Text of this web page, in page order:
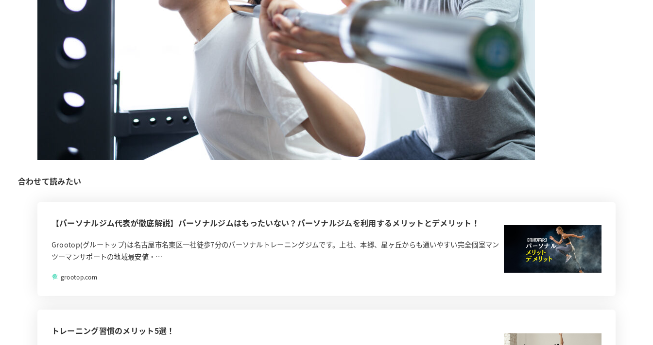
合わせて読みたい
【パーソナルジム代表が徹底解説】パーソナルジムはもったいない？パーソナルジムを利用するメリットとデメリット！
Grootop(グルートップ)は名古屋市名東区一社徒歩7分のパーソナルトレーニングジムです。上社、本郷、星ヶ丘からも通いやすい完全個室マン
ツーマンサポートの地域最安値・…
grootop.com
トレーニング習慣のメリット5選！